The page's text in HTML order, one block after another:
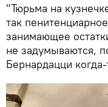
"Тюрьма на
так
занимающее
не задумываются,
Бернардацци